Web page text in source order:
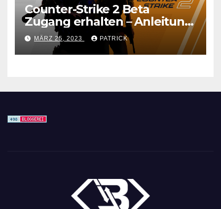
Counter-Strike 2 Beta
Zugang erhalten – Anleitung
für den CS GO Nachfolger
MÄRZ 25, 2023 PATRICK